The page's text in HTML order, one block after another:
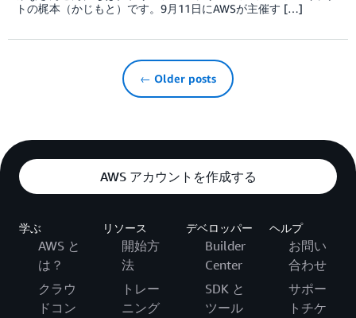
トの梶本（かじもと）です。9月11日にAWSが主催す […]
← Older posts
AWS アカウントを作成する
学ぶ
AWS と
は？
クラウ
ドコン
リソース
開始方
法
トレー
ニング
デベロッパー
Builder
Center
SDK と
ツール
ヘルプ
お問い
合わせ
サポー
トチケ